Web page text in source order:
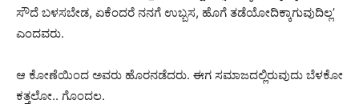
ಸೌದೆ ಬಳಸಬೇಡ, ಏಕೆಂದರೆ ನನಗೆ ಉಬ್ಬಸ, ಹೊಗೆ ತಡೆಯೋದಿಕ್ಕಾಗುವುದಿಲ್ಲ’
ಎಂದವರು.
ಆ ಕೋಣೆಯಿಂದ ಅವರು ಹೊರನಡೆದರು. ಈಗ ಸಮಾಜದಲ್ಲಿರುವುದು ಬೆಳಕೋ
ಕತ್ತಲೋ.. ಗೊಂದಲ.